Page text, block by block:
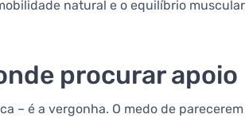
natural e o equilíbrio muscular
procurar apoio
– é a vergonha. O medo de parecerem